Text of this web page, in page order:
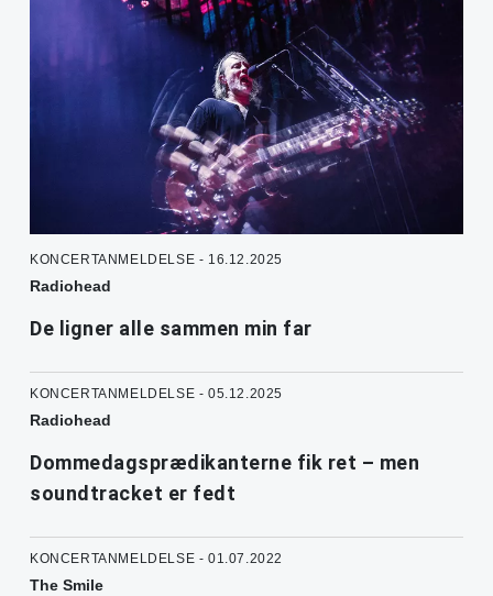
KONCERTANMELDELSE - 16.12.2025
Radiohead
De ligner alle sammen min far
KONCERTANMELDELSE - 05.12.2025
Radiohead
Dommedagsprædikanterne fik ret – men
soundtracket er fedt
KONCERTANMELDELSE - 01.07.2022
The Smile